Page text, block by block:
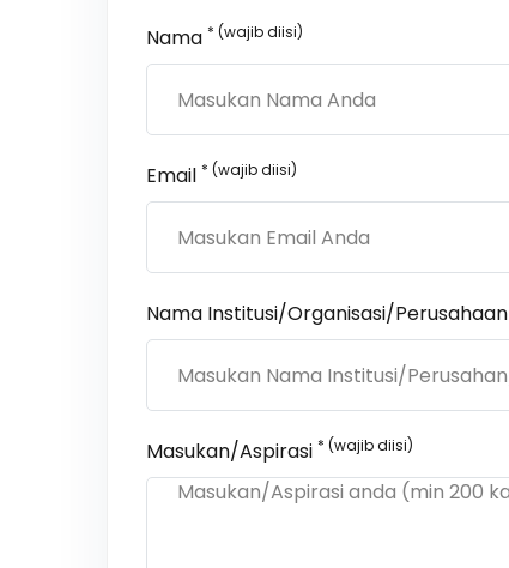
Nama * (wajib diisi)
Email * (wajib diisi)
Nama Institusi/Organisasi/Perusahaan
Masukan/Aspirasi * (wajib diisi)